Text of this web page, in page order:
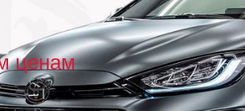
ценам